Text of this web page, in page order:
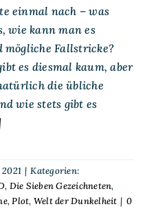
einmal nach – was
wie kann man es
Fallstricke?
es diesmal kaum, aber
die übliche
wie stets gibt es
2021 | Kategorien:
, Die Sieben Gezeichneten,
,Plot, Welt der Dunkelheit | 0